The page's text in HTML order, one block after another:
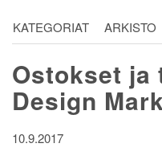
KATEGORIAT ARKISTO
Ostokset ja
Design
10.9.2017